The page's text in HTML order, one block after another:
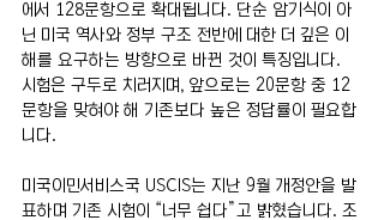
에서 128문항으로 확대됩니다. 단순 암기식이 아
닌 미국 역사와 정부 구조 전반에 대한 더 깊은 이
해를 요구하는 방향으로 바뀐 것이 특징입니다.
시험은 구두로 치러지며, 앞으로는 20문항 중 12
문항을 맞혀야 해 기존보다 높은 정답률이 필요합
니다.
미국이민서비스국 USCIS는 지난 9월 개정안을 발
표하며 기존 시험이 “너무 쉽다”고 밝혔습니다. 조